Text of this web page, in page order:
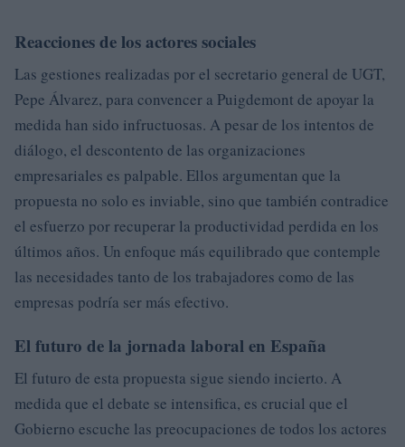
Reacciones de los actores sociales
Las gestiones realizadas por el secretario general de UGT,
Pepe Álvarez, para convencer a Puigdemont de apoyar la
medida han sido infructuosas. A pesar de los intentos de
diálogo, el descontento de las organizaciones
empresariales es palpable. Ellos argumentan que la
propuesta no solo es inviable, sino que también contradice
el esfuerzo por recuperar la productividad perdida en los
últimos años. Un enfoque más equilibrado que contemple
las necesidades tanto de los trabajadores como de las
empresas podría ser más efectivo.
El futuro de la jornada laboral en España
El futuro de esta propuesta sigue siendo incierto. A
medida que el debate se intensifica, es crucial que el
Gobierno escuche las preocupaciones de todos los actores